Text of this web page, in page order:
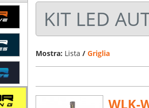
KIT LED
Mostra: Lista / Griglia
WLK-